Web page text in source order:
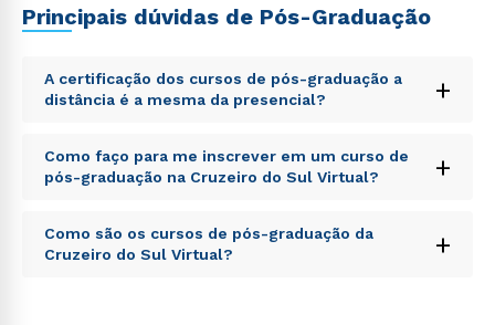
Principais dúvidas de Pós-Graduação
A certificação dos cursos de pós-graduação a
distância é a mesma da presencial?
+
Sed ut perspiciatis unde omnis iste natus error sit
voluptatem accusantium doloremque laudantium,
totam rem aperiam, eaque ipsa quae ab illo inventore
explicabo. Nemo enim ipsam voluptatem quia
voluptas sit aspernatur aut odit aut fugit, sed quia
Como faço para me inscrever em um curso de
pós-graduação na Cruzeiro do Sul Virtual?
+
Sed ut perspiciatis unde omnis iste natus error sit
voluptatem accusantium doloremque laudantium,
Como são os cursos de pós-graduação da
Cruzeiro do Sul Virtual?
+